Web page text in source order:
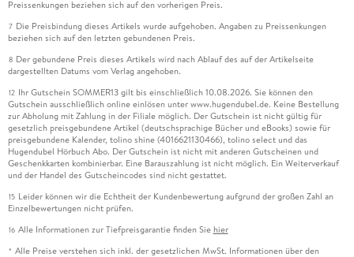
Preissenkungen beziehen sich auf den vorherigen Preis.
7 Die Preisbindung dieses Artikels wurde aufgehoben. Angaben zu Preissenkungen
beziehen sich auf den letzten gebundenen Preis.
8 Der gebundene Preis dieses Artikels wird nach Ablauf des auf der Artikelseite
dargestellten Datums vom Verlag angehoben.
12 Ihr Gutschein SOMMER13 gilt bis einschließlich 10.08.2026. Sie können den
Gutschein ausschließlich online einlösen unter www.hugendubel.de. Keine Bestellung
zur Abholung mit Zahlung in der Filiale möglich. Der Gutschein ist nicht gültig für
gesetzlich preisgebundene Artikel (deutschsprachige Bücher und eBooks) sowie für
preisgebundene Kalender, tolino shine (4016621130466), tolino select und das
Hugendubel Hörbuch Abo. Der Gutschein ist nicht mit anderen Gutscheinen und
Geschenkkarten kombinierbar. Eine Barauszahlung ist nicht möglich. Ein Weiterverkauf
und der Handel des Gutscheincodes sind nicht gestattet.
15 Leider können wir die Echtheit der Kundenbewertung aufgrund der großen Zahl an
Einzelbewertungen nicht prüfen.
16 Alle Informationen zur Tiefpreisgarantie finden Sie hier
* Alle Preise verstehen sich inkl. der gesetzlichen MwSt. Informationen über den